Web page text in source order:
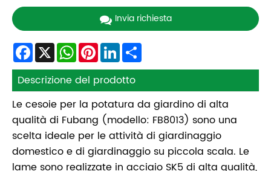
Invia richiesta
Facebook
X WhatsApp
Pinterest
LinkedIn
Descrizione del prodotto
Le cesoie per la potatura da giardino di alta
qualità di Fubang (modello: FB8013) sono una
scelta ideale per le attività di giardinaggio
domestico e di giardinaggio su piccola scala. Le
lame sono realizzate in acciaio SK5 di alta qualità,